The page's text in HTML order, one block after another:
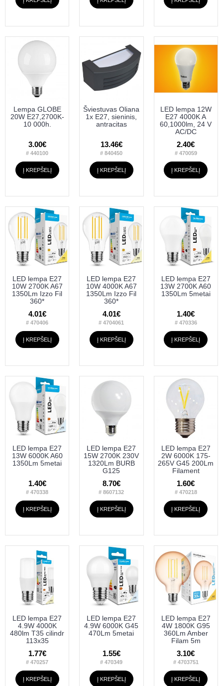
Lempa GLOBE
20W E27,2700K-
10 000h.
3.00€
# 440100
Į KREPŠELĮ
Šviestuvas Oliana
1x E27, sieninis,
antracitas
13.46€
# 840450
Į KREPŠELĮ
LED lempa 12W
E27 4000K A
60,1000lm, 24 V
AC/DC
2.40€
# 470059
Į KREPŠELĮ
LED lempa E27
10W 2700K A67
1350Lm Izzo Fil
360*
4.01€
# 470406
Į KREPŠELĮ
LED lempa E27
10W 4000K A67
1350Lm Izzo Fil
360*
4.01€
# 4704061
Į KREPŠELĮ
LED lempa E27
13W 2700K A60
1350Lm 5metai
1.40€
# 470336
Į KREPŠELĮ
LED lempa E27
13W 6000K A60
1350Lm 5metai
1.40€
# 470338
Į KREPŠELĮ
LED lempa E27
15W 2700K 230V
1320Lm BURB
G125
8.70€
# 8607132
Į KREPŠELĮ
LED lempa E27
2W 6000K 175-
265V G45 200Lm
Filament
1.60€
# 470218
Į KREPŠELĮ
LED lempa E27
4.9W 4000K
480lm T35 cilindr
113x35
1.77€
# 470257
Į KREPŠELĮ
LED lempa E27
4.9W 6000K G45
470Lm 5metai
1.55€
# 470349
Į KREPŠELĮ
LED lempa E27
4W 1800K G95
360Lm Amber
Filam 5m
3.10€
# 4703751
Į KREPŠELĮ